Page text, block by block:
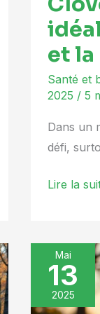
et la
Santé et
2025 /5
Dans un
défi,
Lire la
Mai
13
2025
la
pulsation